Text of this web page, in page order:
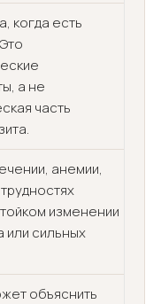
когда есть
а не
часть
анемии,
изменении
или сильных
объяснить